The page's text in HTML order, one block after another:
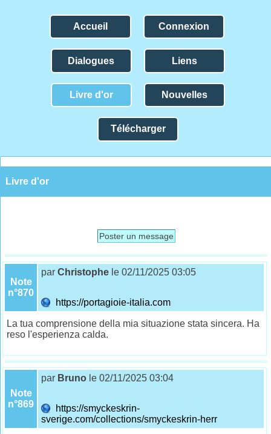
Accueil Connexion
Dialogues Liens
Livre d'or Nouvelles
Télécharger
Livre d'or
Poster un message
Note
n°870
parChristophe le 02/11/2025 03:05
https://portagioie-italia.com
La tua comprensione della mia situazione stata sincera. Ha
reso l'esperienza calda.
Note
n°869
par Bruno le 02/11/2025 03:04
https://smyckeskrin-
sverige.com/collections/smyckeskrin-herr